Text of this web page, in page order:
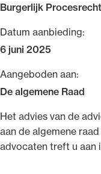
Burgerlijk Procesrecht
Datum aanbieding:
6 juni 2025
Aangeboden aan:
De algemene Raad
​Het advies van de
aan de algemene
advocaten treft u aan
Uitgelicht